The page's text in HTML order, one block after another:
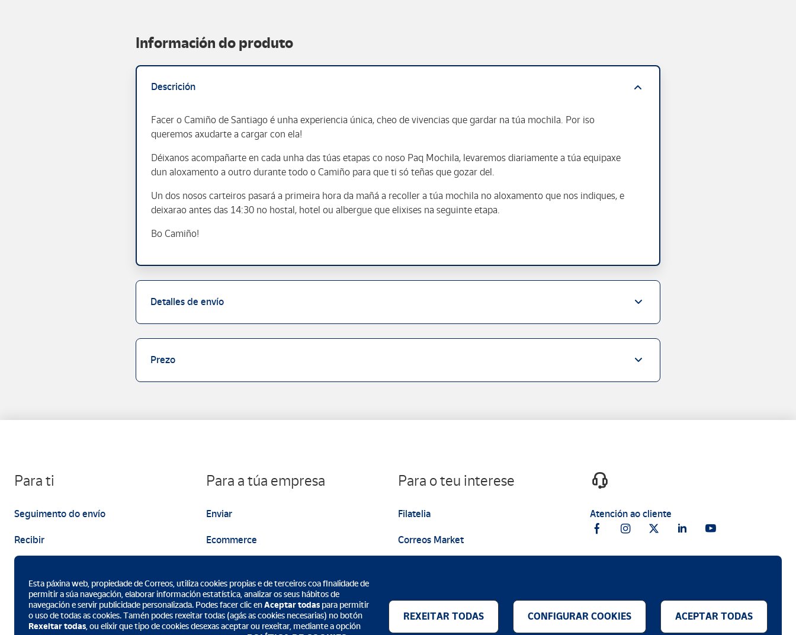
Información do produto
Descrición
Facer o Camiño de Santiago é unha experiencia única, cheo de vivencias que gardar na túa mochila. Por iso
queremos axudarte a cargar con ela!
Déixanos acompañarte en cada unha das túas etapas co noso Paq Mochila, levaremos diariamente a túa equipaxe
dun aloxamento a outro durante todo o Camiño para que ti só teñas que gozar del.
Un dos nosos carteiros pasará a primeira hora da mañá a recoller a túa mochila no aloxamento que nos indiques, e
deixarao antes das 14:30 no hostal, hotel ou albergue que elixises na seguinte etapa.
Bo Camiño!
Detalles de envío
Prezo
Para ti
Seguimento do envío
Recibir
Para a túa empresa
Enviar
Ecommerce
Para o teu interese
Filatelia
Correos Market
Atención ao cliente
Esta páxina web, propiedade de Correos, utiliza cookies propias e de terceiros coa finalidade de
permitir a súa navegación, elaborar información estatística, analizar os seus hábitos de
navegación e servir publicidade personalizada. Podes facer clic enAceptar todas para permitir
o uso de todas as cookies. Tamén podes rexeitar todas (agás as cookies necesarias) no botón
Rexeitar todas, ou elixir que tipo de cookies desexas aceptar ou rexeitar, mediante a opción
REXEITAR TODAS CONFIGURAR COOKIES ACEPTAR TODAS